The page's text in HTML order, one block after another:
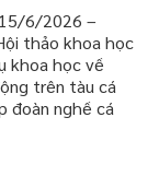
6/2026 –
thảo khoa học
khoa học về
trên tàu cá
đoàn nghề cá